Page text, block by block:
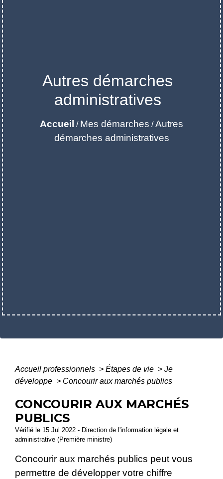
Autres démarches
administratives
Accueil / Mes démarches /Autres
démarches administratives
Accueil professionnels > Étapes de vie > Je
développe > Concourir aux marchés publics
CONCOURIR AUX MARCHÉS
PUBLICS
Vérifié le 15 Jul 2022 - Direction de l'information légale et
administrative (Première ministre)
Concourir aux marchés publics peut vous
permettre de développer votre chiffre